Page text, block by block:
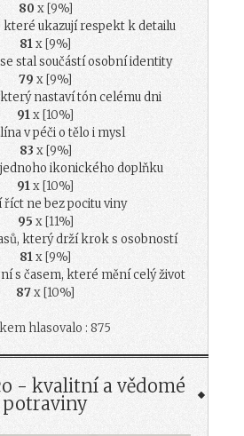
80 x [9%]
které ukazují respekt k detailu
81x [9%]
stal součástí osobní identity
79 x [9%]
nastaví tón celému dni
91x [10%]
v péči o tělo i mysl
83 x [9%]
ikonického doplňku
91x [10%]
říct ne bez pocitu viny
95 x [11%]
který drží krok s osobností
81x [9%]
s časem, které mění celý život
87x [10%]
hlasovalo : 875
- kvalitní a vědomé
potraviny